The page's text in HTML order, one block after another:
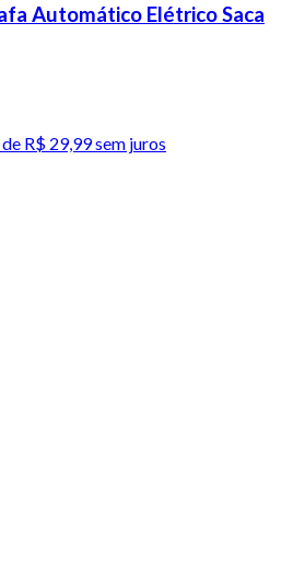
Automático Elétrico Saca
R$ 29,99 sem juros